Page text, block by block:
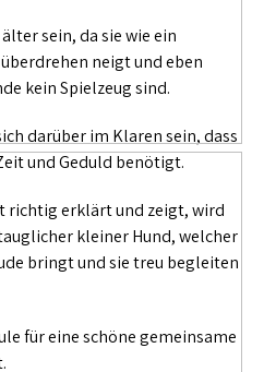
sein, da sie wie ein
neigt und eben
kein Spielzeug sind.
darüber im Klaren sein, dass
und Geduld benötigt.
richtig erklärt und zeigt, wird
kleiner Hund, welcher
bringt und sie treu begleiten
für eine schöne gemeinsame